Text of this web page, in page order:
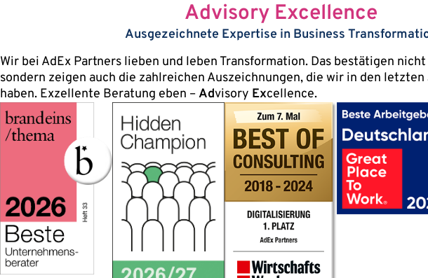
Advisory Excellence
Ausgezeichnete Expertise in Business
Wir bei AdEx Partners lieben und leben Transformation. Das bestätigen
sondern zeigen auch die zahlreichen Auszeichnungen, die wir in den
haben. Exzellente Beratung eben –Advisory Excellence.